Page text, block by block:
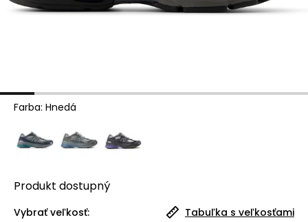
Farba: Hnedá
Produkt dostupný
Vybrať veľkosť: Tabuľka s veľkosťami